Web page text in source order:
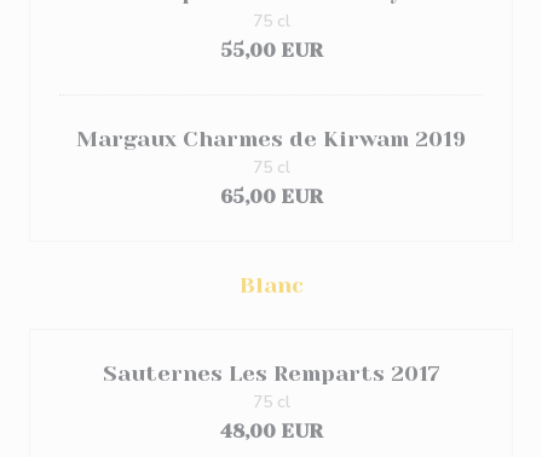
55,00 EUR
75 cl
Margaux Charmes de Kirwam 2019
65,00 EUR
75 cl
Blanc
Sauternes Les Remparts 2017
48,00 EUR
75 cl